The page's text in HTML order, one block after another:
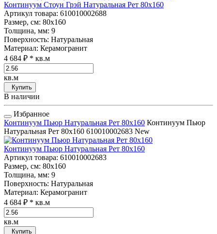
Континуум Стоун Грэй Натуральная Рет 80x160
Артикул товара: 610010002688
Размер, см: 80x160
Толщина, мм: 9
Поверхность: Натуральная
Материал: Керамогранит
4 684 ₽ * кв.м
кв.м
Купить
В наличии
Избранное
Континуум Пьюр Натуральная Рет 80x160 Континуум Пьюр
Натуральная Рет 80x160 610010002683 New
Континуум Пьюр Натуральная Рет 80x160
Артикул товара: 610010002683
Размер, см: 80x160
Толщина, мм: 9
Поверхность: Натуральная
Материал: Керамогранит
4 684 ₽ * кв.м
кв.м
Купить